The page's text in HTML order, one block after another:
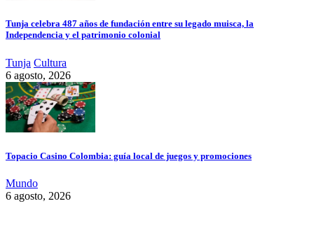
Tunja celebra 487 años de fundación entre su legado muisca, la
Independencia y el patrimonio colonial
Tunja Cultura
6 agosto, 2026
Topacio Casino Colombia: guía local de juegos y promociones
Mundo
6 agosto, 2026